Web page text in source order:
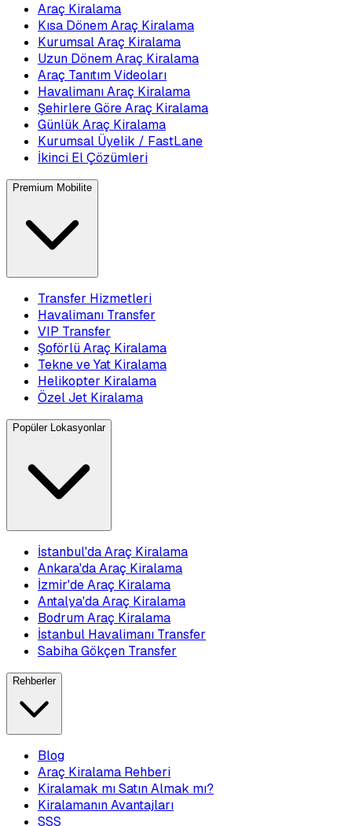
Araç Kiralama
Kısa Dönem Araç Kiralama
Kurumsal Araç Kiralama
Uzun Dönem Araç Kiralama
Araç Tanıtım Videoları
Havalimanı Araç Kiralama
Şehirlere Göre Araç Kiralama
Günlük Araç Kiralama
Kurumsal Üyelik / FastLane
İkinci El Çözümleri
Premium Mobilite
Transfer Hizmetleri
Havalimanı Transfer
VIP Transfer
Şoförlü Araç Kiralama
Tekne ve Yat Kiralama
Helikopter Kiralama
Özel Jet Kiralama
Popüler Lokasyonlar
İstanbul'da Araç Kiralama
Ankara'da Araç Kiralama
İzmir'de Araç Kiralama
Antalya'da Araç Kiralama
Bodrum Araç Kiralama
İstanbul Havalimanı Transfer
Sabiha Gökçen Transfer
Rehberler
Blog
Araç Kiralama Rehberi
Kiralamak mı Satın Almak mı?
Kiralamanın Avantajları
SSS